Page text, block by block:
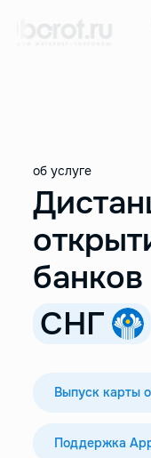
об услуге
банков
СНГ
Выпуск карты
Поддержка